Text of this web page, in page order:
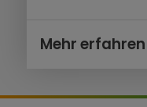
Mehr erfahren